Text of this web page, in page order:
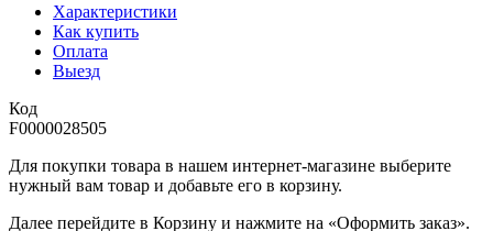
Характеристики
Как купить
Оплата
Выезд
Код
F0000028505
Для покупки товара в нашем интернет-магазине выберите
нужный вам товар и добавьте его в корзину.
Далее перейдите в Корзину и нажмите на «Оформить заказ».